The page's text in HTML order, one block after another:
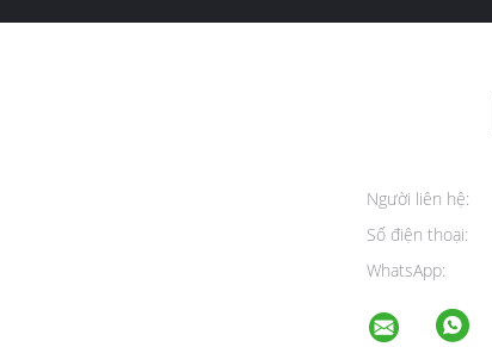
Người liên hệ:
Số điện thoại:
WhatsApp: